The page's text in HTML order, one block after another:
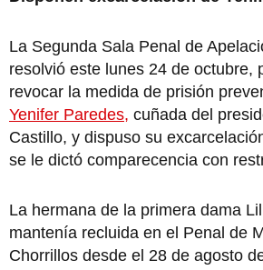
La Segunda Sala Penal de
resolvió este lunes 24 de octubre,
revocar la medida de prisión
Yenifer Paredes, cuñada del
Castillo, y dispuso su
se le dictó comparecencia con
La hermana de la primera dama
mantenía recluida en el Penal de
Chorrillos desde el 28 de agosto